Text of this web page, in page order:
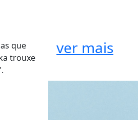
que
trouxe
ver mais